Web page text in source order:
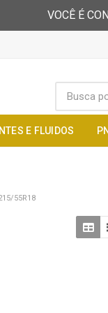
VOCÊ É
E FLUIDOS
55R18